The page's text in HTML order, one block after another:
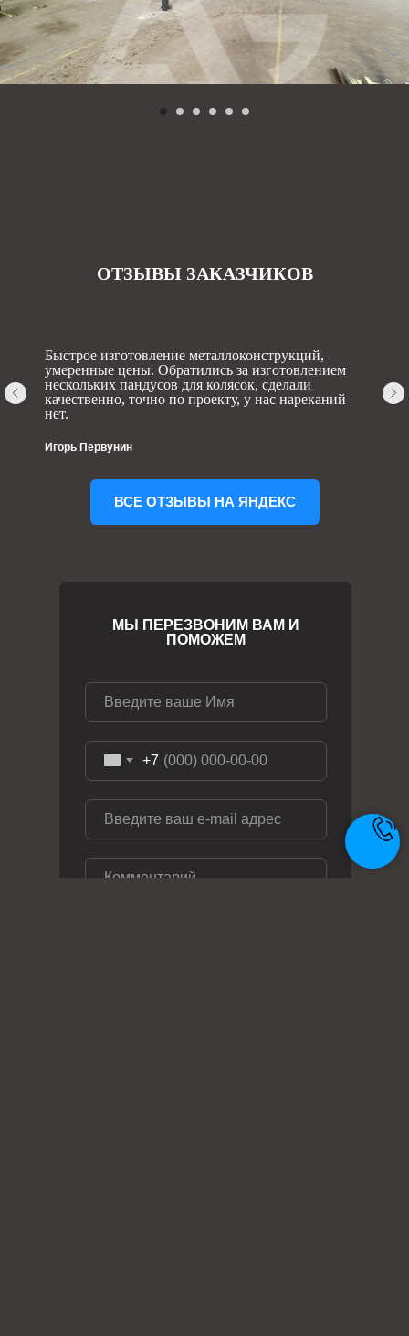
ОТЗЫВЫ ЗАКАЗЧИКОВ
Быстрое изготовление металлоконструкций,
умеренные цены. Обратились за изготовлением
нескольких пандусов для колясок, сделали
качественно, точно по проекту, у нас нареканий
нет.
Игорь Первунин
ВСЕ ОТЗЫВЫ НА ЯНДЕКС
+7
МЫ ПЕРЕЗВОНИМ ВАМ И
ПОМОЖЕМ